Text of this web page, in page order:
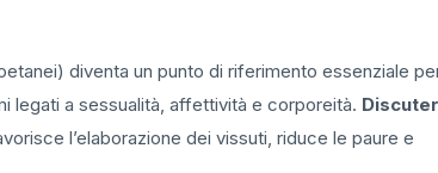
diventa un punto di riferimento essenziale
legati a sessualità, affettività e corporeità.
l’elaborazione dei vissuti, riduce le paure e